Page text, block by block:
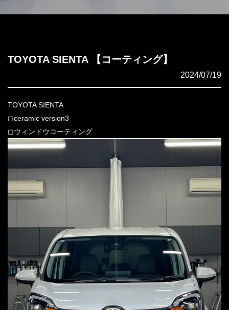
TOYOTA SIENTA 【コーティング】
2024/07/19
TOYOTA SIENTA
◻︎ceramic version3
◻︎ウィンドウコーティング